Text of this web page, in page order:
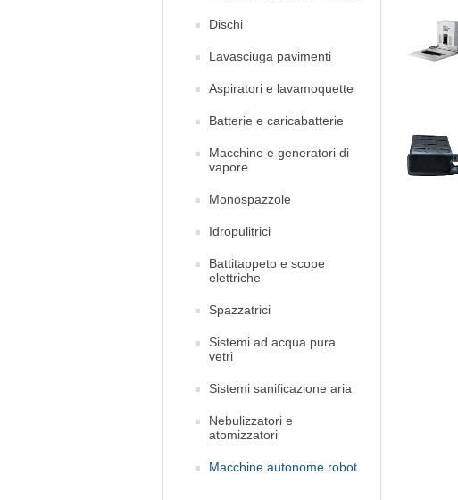
Dischi
Lavasciuga pavimenti
Aspiratori e lavamoquette
Batterie e caricabatterie
Macchine e generatori di
vapore
Monospazzole
Idropulitrici
Battitappeto e scope
elettriche
Spazzatrici
Sistemi ad acqua pura
vetri
Sistemi sanificazione aria
Nebulizzatori e
atomizzatori
Macchine autonome robot